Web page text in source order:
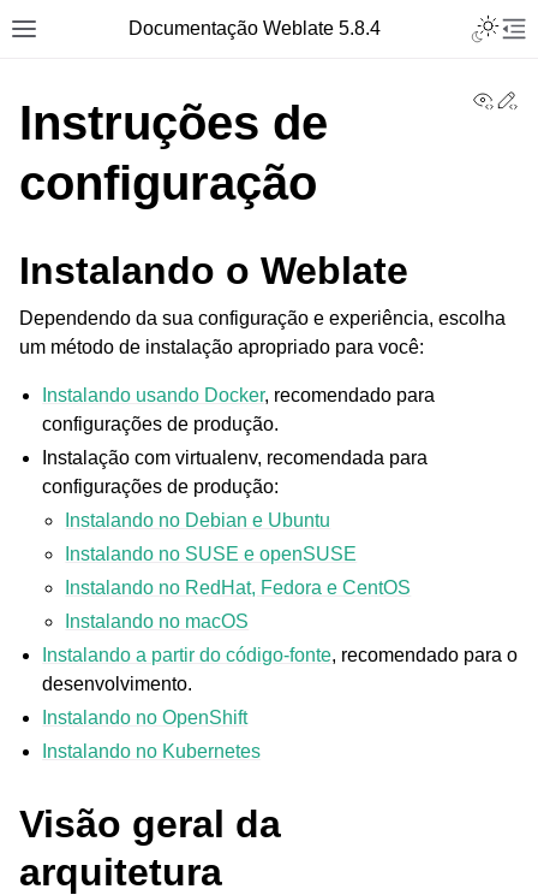
Toggle site navigation sidebar
Documentação Weblate 5.8.4 Toggle
Instruções de
configuração
Instalando o Weblate
Dependendo da sua configuração e experiência, escolha
um método de instalação apropriado para você:
Instalando usando Docker, recomendado para
configurações de produção.
Instalação com virtualenv, recomendada para
configurações de produção:
Instalando no Debian e Ubuntu
Instalando no SUSE e openSUSE
Instalando no RedHat, Fedora e CentOS
Instalando no macOS
Instalando a partir do código-fonte, recomendado para o
desenvolvimento.
Instalando no OpenShift
Instalando no Kubernetes
Visão geral da
arquitetura